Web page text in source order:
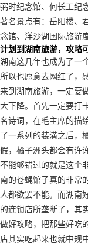
弼时纪念馆、何长工纪
著名景点有：岳阳楼、
念馆、洋沙湖国际旅游
计划到湖南旅游，攻略
湖南这几年也成为了一
所以也愿意去网红了，
来到湖南旅游，一定要
大下降。首先一定要打
名诗词，在毛主席的描
了一系列的装潢之后，
假，橘子洲头都会有许
不能够错过的就是这个
南的苍蝇馆子真的非常
人都欲罢不能。而湖南
的连锁店所垄断了，其
做好攻略，把那些好吃
店其实吃起来也就中规